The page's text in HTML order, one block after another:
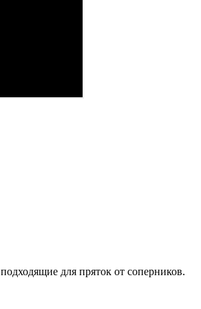
для пряток от соперников.